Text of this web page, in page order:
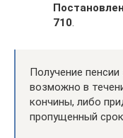
710
Получение
возможно в
кончины, либо
пропущенный